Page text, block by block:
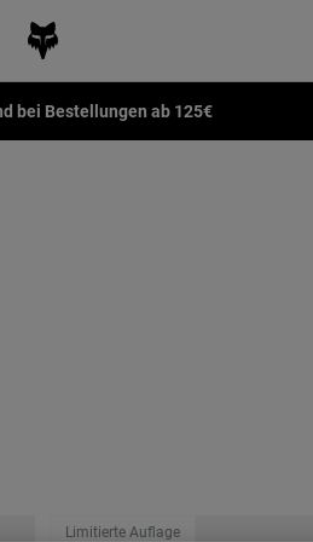
bei Bestellungen ab 125€
Limitierte Auflage